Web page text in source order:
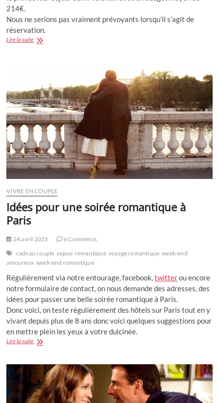
214€.
Nous ne serions pas vraiment prévoyants lorsqu’il s’agit de
réservation.
Lire la suiteLe
minute
:
Un
séjour
romantique
VIVRE EN COUPLE
Idées pour une soirée romantique à
Paris
24 avril 2025
6 Comments
cadeau couple sejour romantique voyage romantique week-end
amoureux week-end romantique
Régulièrement via notre entourage, facebook,twitterou encore
notre formulaire de contact, on nous demande des adresses, des
idées pour passer une belle soirée romantique à Paris.
Donc voici, on teste régulièrement des hôtels sur Paris tout en y
vivant depuis plus de 8 ans donc voici quelques suggestions pour
en mettre plein les yeux à votre dulcinée.
Lire la suiteIdées
romantique
à
Paris